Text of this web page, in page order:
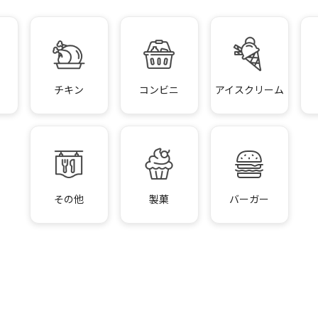
チキン コンビニ アイスクリーム
その他 製菓 バーガー